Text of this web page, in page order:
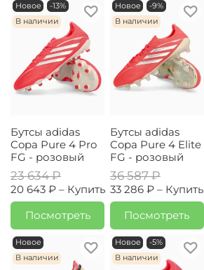
Новое
-13%
В наличии
Бутсы adidas
Copa Pure 4 Pro
FG - розовый
23 634 ₽
20 643 ₽ – Купить
Посмотреть
Новое
-9%
В наличии
Бутсы adidas
Copa Pure 4 Elite
FG - розовый
36 587 ₽
33 286 ₽ – Купить
Посмотреть
Новое
В наличии
Новое
-5%
В наличии